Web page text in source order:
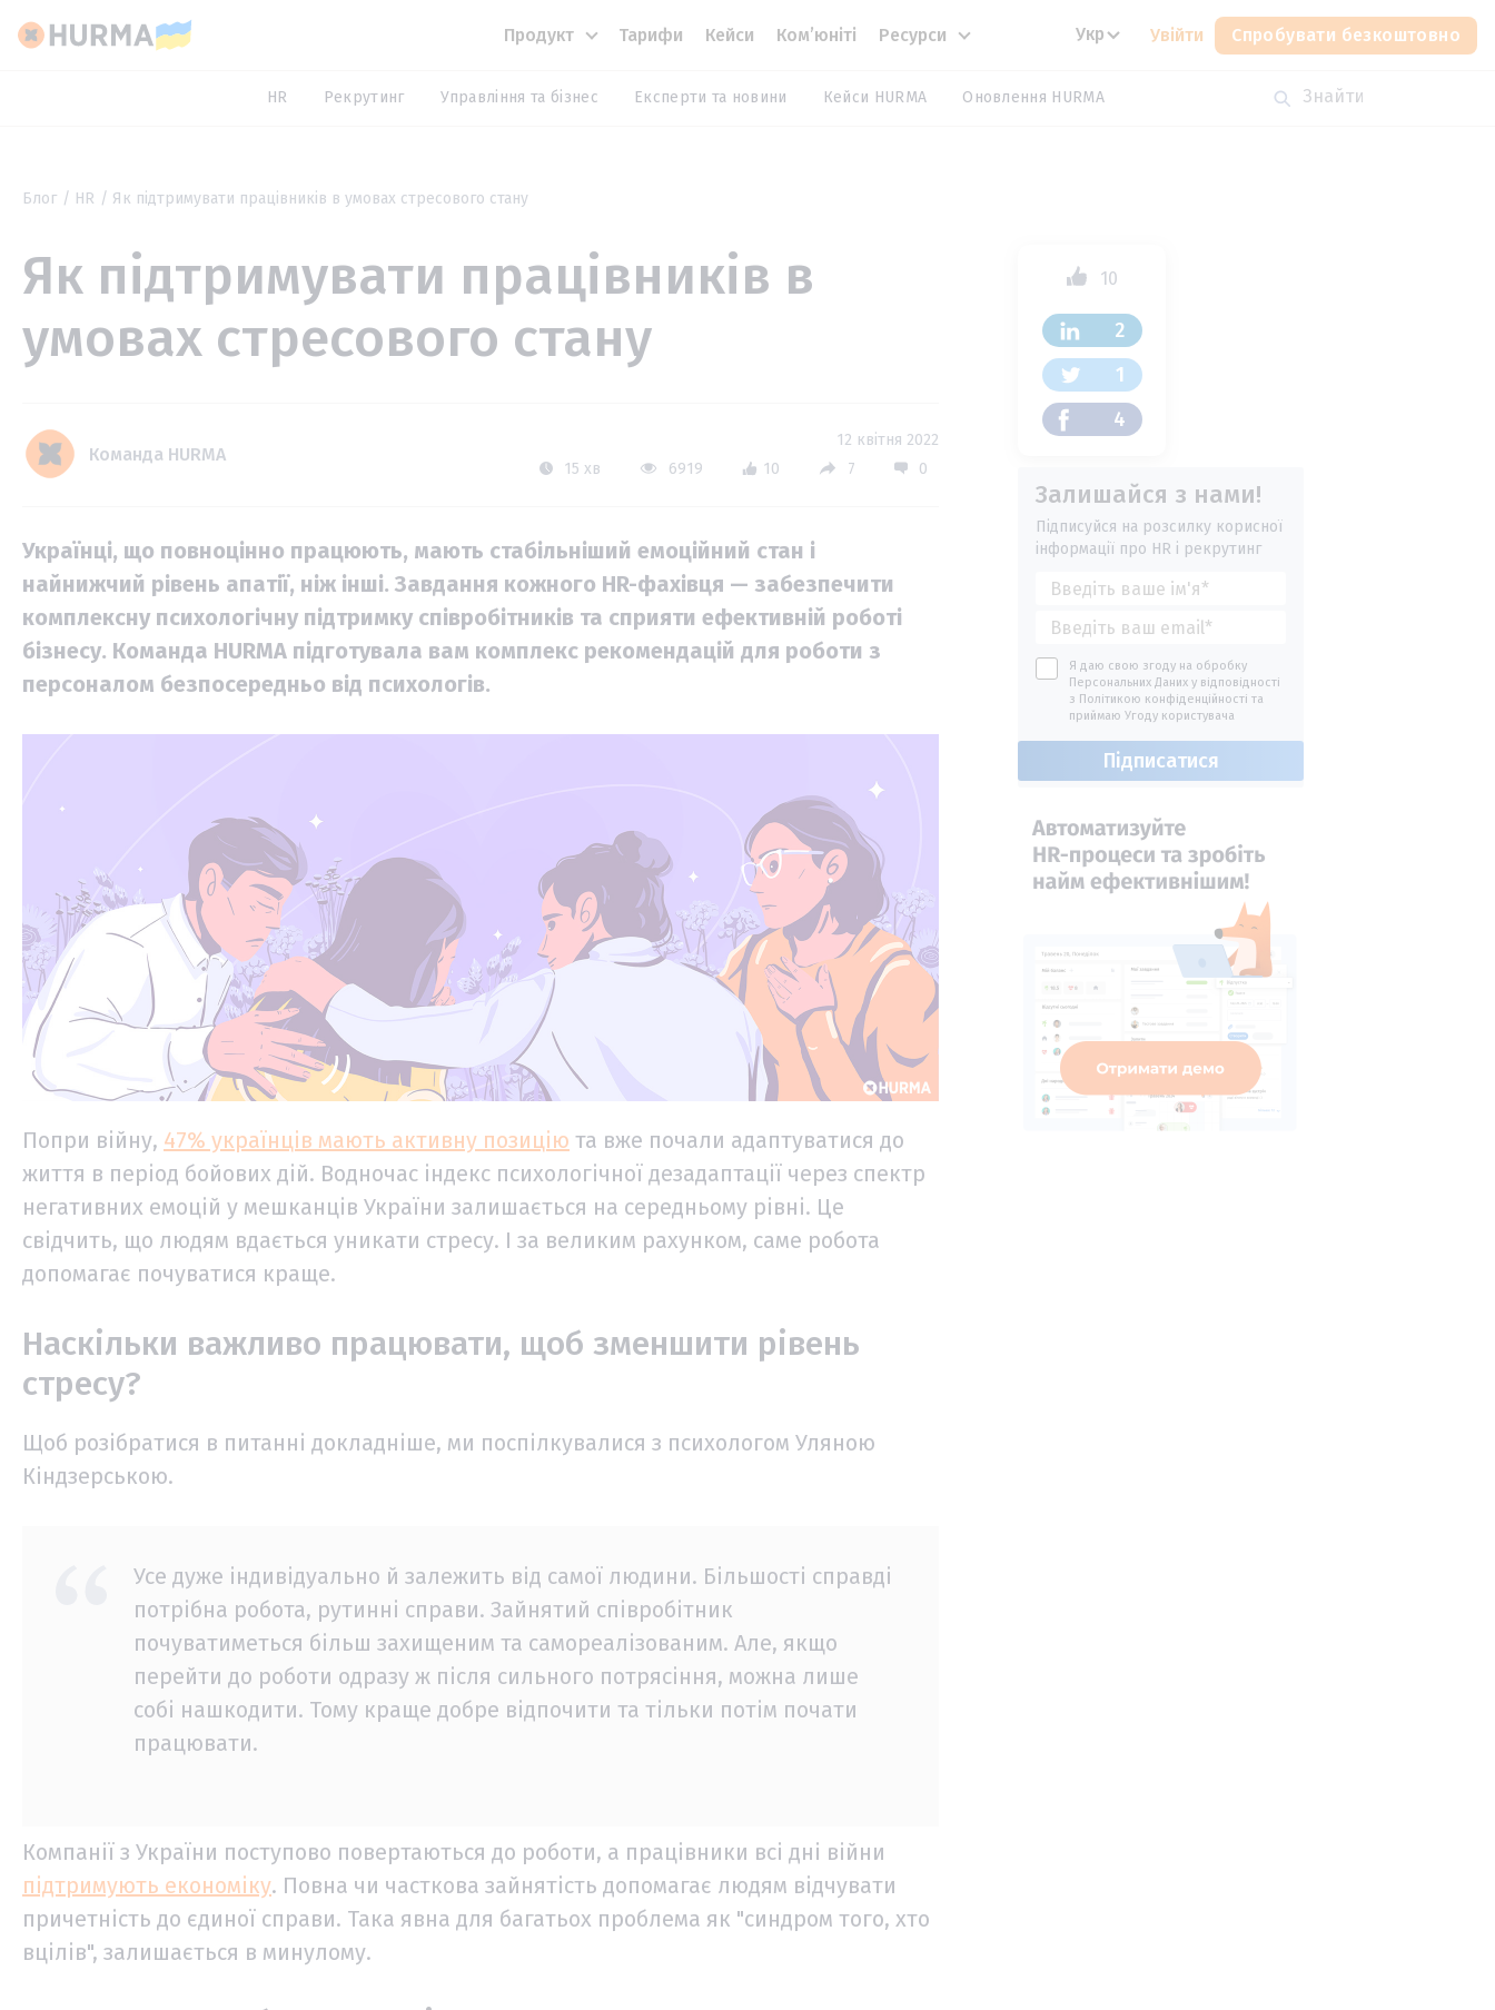
Продукт Тарифи Кейси Комʼюніті Ресурси Укр Увійти Спробувати безкоштовно
HR Рекрутинг Управління та бізнес Експерти та новини Кейси HURMA Оновлення HURMA
Блог HR Як підтримувати працівників в умовах стресового стану
Як підтримувати працівників в
умовах стресового стану
Команда HURMA
12 квітня 2022
15 хв
6919 10 7 0
Українці, що повноцінно працюють, мають стабільніший емоційний стан і
найнижчий рівень апатії, ніж інші. Завдання кожного HR-фахівця — забезпечити
комплексну психологічну підтримку співробітників та сприяти ефективній роботі
бізнесу. Команда HURMA підготувала вам комплекс рекомендацій для роботи з
персоналом безпосередньо від психологів.
Попри війну, 47% українців мають активну позицію та вже почали адаптуватися до
життя в період бойових дій. Водночас індекс психологічної дезадаптації через спектр
негативних емоцій у мешканців України залишається на середньому рівні. Це
свідчить, що людям вдається уникати стресу. І за великим рахунком, саме робота
допомагає почуватися краще.
Наскільки важливо працювати, щоб зменшити рівень
стресу?
Щоб розібратися в питанні докладніше, ми поспілкувалися з психологом Уляною
Кіндзерською.
Усе дуже індивідуально й залежить від самої людини. Більшості справді
потрібна робота, рутинні справи. Зайнятий співробітник
почуватиметься більш захищеним та самореалізованим. Але, якщо
перейти до роботи одразу ж після сильного потрясіння, можна лише
собі нашкодити. Тому краще добре відпочити та тільки потім почати
працювати.
Компанії з України поступово повертаються до роботи, а працівники всі дні війни
підтримують економіку. Повна чи часткова зайнятість допомагає людям відчувати
причетність до єдиної справи. Така явна для багатьох проблема як "синдром того, хто
вцілів", залишається в минулому.
10
2
1
4
Залишайся з нами!
Підписуйся на розсилку корисної
інформації про HR і рекрутинг
Я даю свою згоду на обробку
Персональних Даних у відповідності
з Політикою конфіденційності та
приймаю Угоду користувача